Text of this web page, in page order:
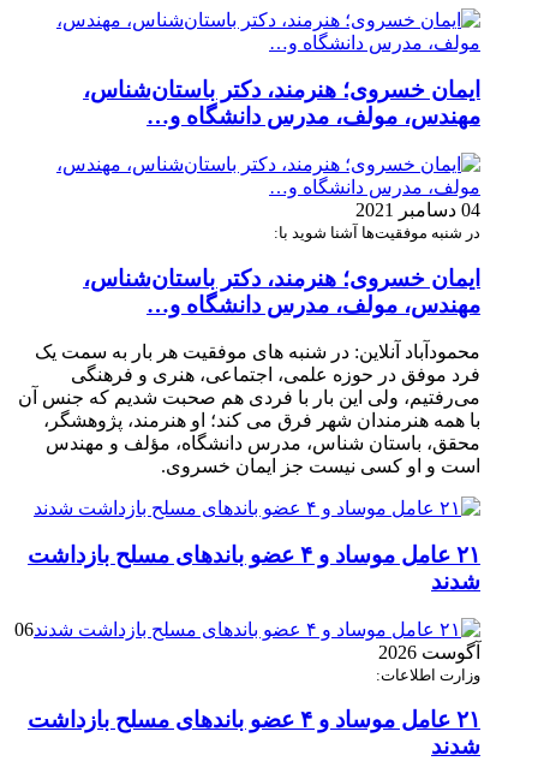
ایمان خسروی؛ هنرمند، دکتر باستان‌شناس،
مهندس، مولف، مدرس دانشگاه و…
04 دسامبر 2021
در شنبه موفقیت‌ها آشنا شوید با:
ایمان خسروی؛ هنرمند، دکتر باستان‌شناس،
مهندس، مولف، مدرس دانشگاه و…
محمودآباد آنلاین: در شنبه های موفقیت هر بار به سمت یک
فرد موفق در حوزه علمی، اجتماعی، هنری و فرهنگی
می‌رفتیم، ولی این بار با فردی هم صحبت شدیم که جنس آن
با همه هنرمندان شهر فرق می کند؛ او هنرمند، پژوهشگر،
محقق، باستان شناس، مدرس دانشگاه، مؤلف و مهندس
است و او کسی نیست جز ایمان خسروی.
۲۱ عامل موساد و ۴ عضو باند‌های مسلح بازداشت
شدند
06
آگوست 2026
وزارت اطلاعات:
۲۱ عامل موساد و ۴ عضو باند‌های مسلح بازداشت
شدند